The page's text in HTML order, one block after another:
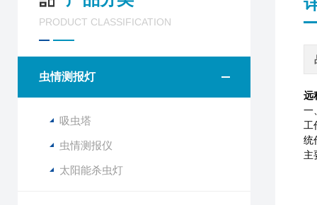
PRODUCT CLASSIFICATION
虫情测报灯
吸虫塔
虫情测报仪
太阳能杀虫灯
远
一
工
统
主